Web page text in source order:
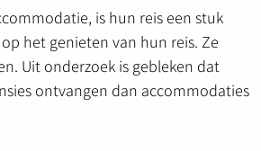
is hun reis een stuk
het genieten van hun reis. Ze
Uit onderzoek is gebleken dat
ontvangen dan accommodaties